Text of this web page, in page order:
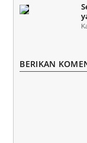
BERIKAN